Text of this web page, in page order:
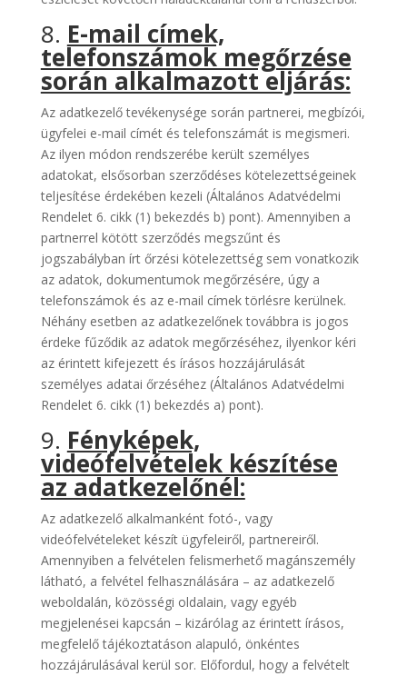
8. E-mail címek,
telefonszámok megőrzése
során alkalmazott eljárás:
Az adatkezelő tevékenysége során partnerei, megbízói,
ügyfelei e-mail címét és telefonszámát is megismeri.
Az ilyen módon rendszerébe került személyes
adatokat, elsősorban szerződéses kötelezettségeinek
teljesítése érdekében kezeli (Általános Adatvédelmi
Rendelet 6. cikk (1) bekezdés b) pont). Amennyiben a
partnerrel kötött szerződés megszűnt és
jogszabályban írt őrzési kötelezettség sem vonatkozik
az adatok, dokumentumok megőrzésére, úgy a
telefonszámok és az e-mail címek törlésre kerülnek.
Néhány esetben az adatkezelőnek továbbra is jogos
érdeke fűződik az adatok megőrzéséhez, ilyenkor kéri
az érintett kifejezett és írásos hozzájárulását
személyes adatai őrzéséhez (Általános Adatvédelmi
Rendelet 6. cikk (1) bekezdés a) pont).
9. Fényképek,
videófelvételek készítése
az adatkezelőnél:
Az adatkezelő alkalmanként fotó-, vagy
videófelvételeket készít ügyfeleiről, partnereiről.
Amennyiben a felvételen felismerhető magánszemély
látható, a felvétel felhasználására – az adatkezelő
weboldalán, közösségi oldalain, vagy egyéb
megjelenései kapcsán – kizárólag az érintett írásos,
megfelelő tájékoztatáson alapuló, önkéntes
hozzájárulásával kerül sor. Előfordul, hogy a felvételt